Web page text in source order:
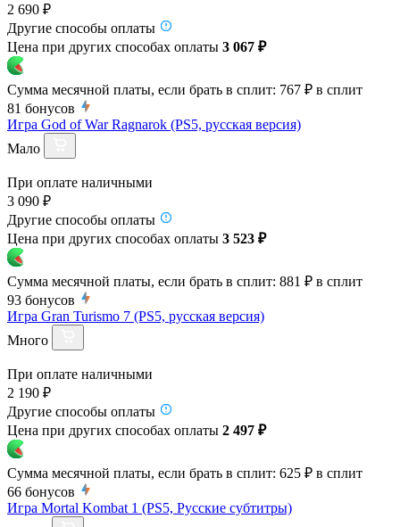
2 690 ₽
Другие способы оплаты
Цена при других способах оплаты 3 067 ₽
Сумма месячной платы, если брать в сплит: 767 ₽ в сплит
81 бонусов
Игра God of War Ragnarok (PS5, русская версия)
Мало
При оплате наличными
3 090 ₽
Другие способы оплаты
Цена при других способах оплаты 3 523 ₽
Сумма месячной платы, если брать в сплит: 881 ₽ в сплит
93 бонусов
Игра Gran Turismo 7 (PS5, русская версия)
Много
При оплате наличными
2 190 ₽
Другие способы оплаты
Цена при других способах оплаты 2 497 ₽
Сумма месячной платы, если брать в сплит: 625 ₽ в сплит
66 бонусов
Игра Mortal Kombat 1 (PS5, Русские субтитры)